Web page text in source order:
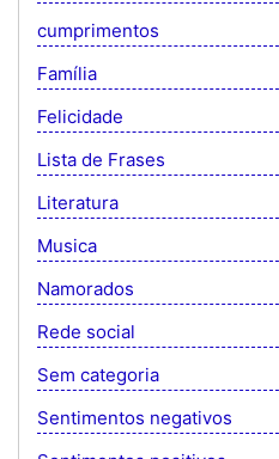
cumprimentos
Família
Felicidade
Lista de Frases
Literatura
Musica
Namorados
Rede social
Sem categoria
Sentimentos negativos